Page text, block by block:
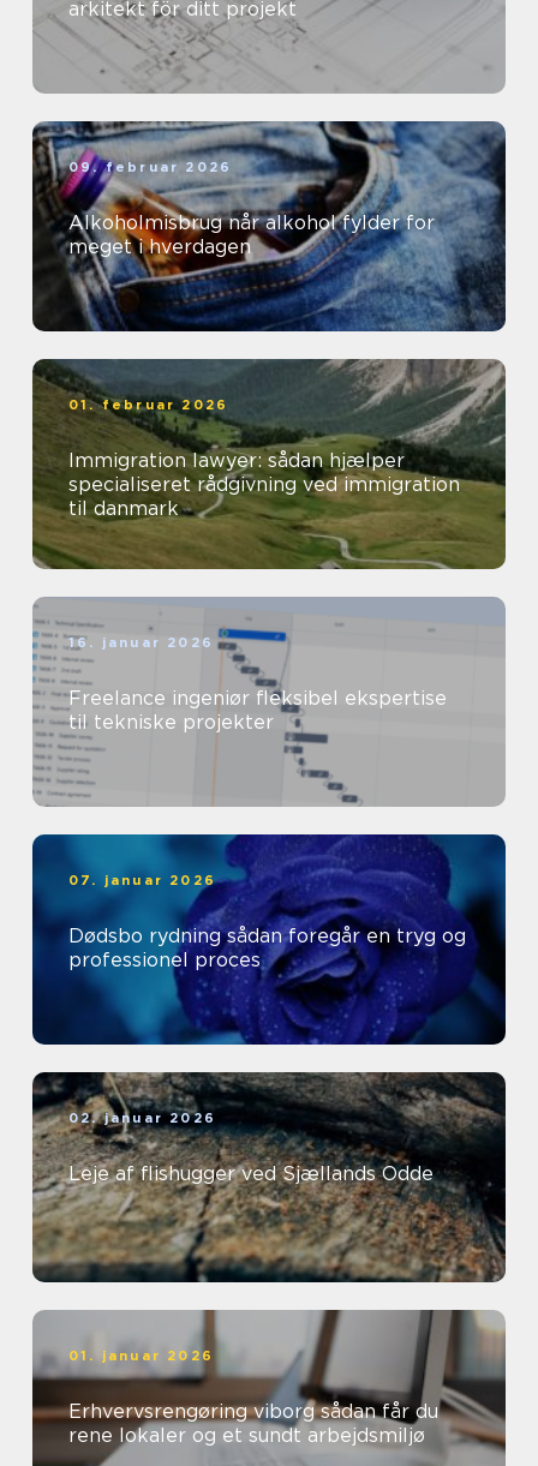
arkitekt för ditt projekt
09. februar 2026
Alkoholmisbrug når alkohol fylder for
meget i hverdagen
01. februar 2026
Immigration lawyer: sådan hjælper
specialiseret rådgivning ved immigration
til danmark
16. januar 2026
Freelance ingeniør fleksibel ekspertise
til tekniske projekter
07. januar 2026
Dødsbo rydning sådan foregår en tryg og
professionel proces
02. januar 2026
Leje af flishugger ved Sjællands Odde
01. januar 2026
Erhvervsrengøring viborg sådan får du
rene lokaler og et sundt arbejdsmiljø